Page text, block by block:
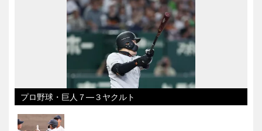
プロ野球・巨人７―３ヤクルト